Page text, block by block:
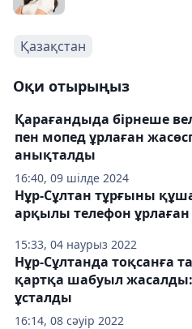
Қазақстан
Оқи отырыңыз
16:40, 09 шілде 2024
Қарағандыда бірнеше
пен мопед ұрлаған
анықталды
15:33, 04 наурыз 2022
Нұр-Сұлтан тұрғыны
арқылы телефон ұрлаған
16:14, 08 сәуір 2022
Нұр-Сұлтанда тоқсанға
қартқа шабуыл жасалды:
ұсталды